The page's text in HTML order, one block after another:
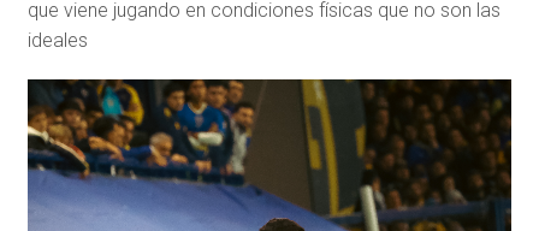
que viene jugando en condiciones físicas que no son las
ideales